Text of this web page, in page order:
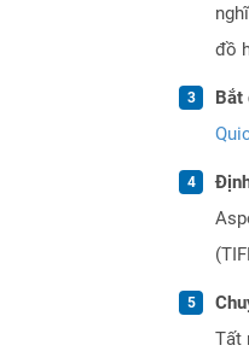
đồ
Bắt
Tất